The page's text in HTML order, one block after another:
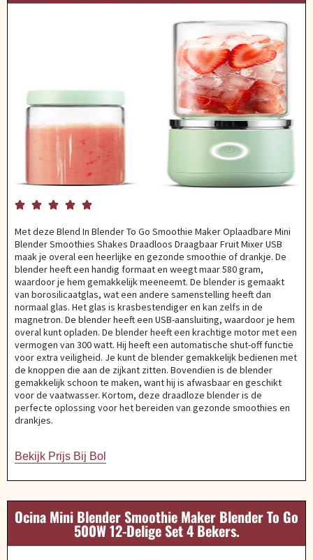
    
Met deze Blend In Blender To Go Smoothie Maker Oplaadbare Mini
Blender Smoothies Shakes Draadloos Draagbaar Fruit Mixer USB
maak je overal een heerlijke en gezonde smoothie of drankje. De
blender heeft een handig formaat en weegt maar 580 gram,
waardoor je hem gemakkelijk meeneemt. De blender is gemaakt
van borosilicaatglas, wat een andere samenstelling heeft dan
normaal glas. Het glas is krasbestendiger en kan zelfs in de
magnetron. De blender heeft een USB-aansluiting, waardoor je hem
overal kunt opladen. De blender heeft een krachtige motor met een
vermogen van 300 watt. Hij heeft een automatische shut-off functie
voor extra veiligheid. Je kunt de blender gemakkelijk bedienen met
de knoppen die aan de zijkant zitten. Bovendien is de blender
gemakkelijk schoon te maken, want hij is afwasbaar en geschikt
voor de vaatwasser. Kortom, deze draadloze blender is de
perfecte oplossing voor het bereiden van gezonde smoothies en
drankjes.
Bekijk Prijs Bij Bol
Ocina Mini Blender Smoothie Maker Blender To Go
500W 12-Delige Set 4 Bekers.